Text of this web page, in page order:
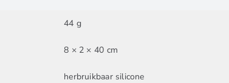
44 g
8 × 2 × 40 cm
herbruikbaar silicone